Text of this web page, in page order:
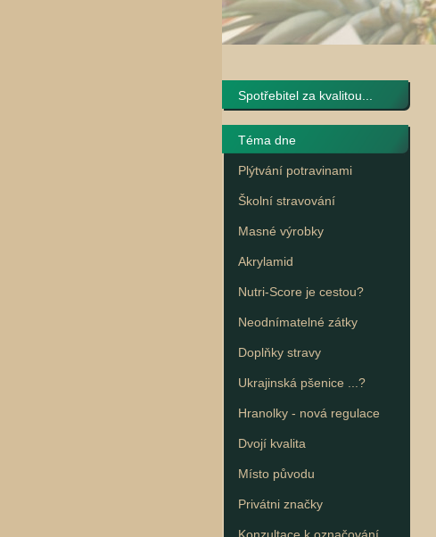
Spotřebitel za kvalitou...
Téma dne
Plýtvání potravinami
Školní stravování
Masné výrobky
Akrylamid
Nutri-Score je cestou?
Neodnímatelné zátky
Doplňky stravy
Ukrajinská pšenice ...?
Hranolky - nová regulace
Dvojí kvalita
Místo původu
Privátni značky